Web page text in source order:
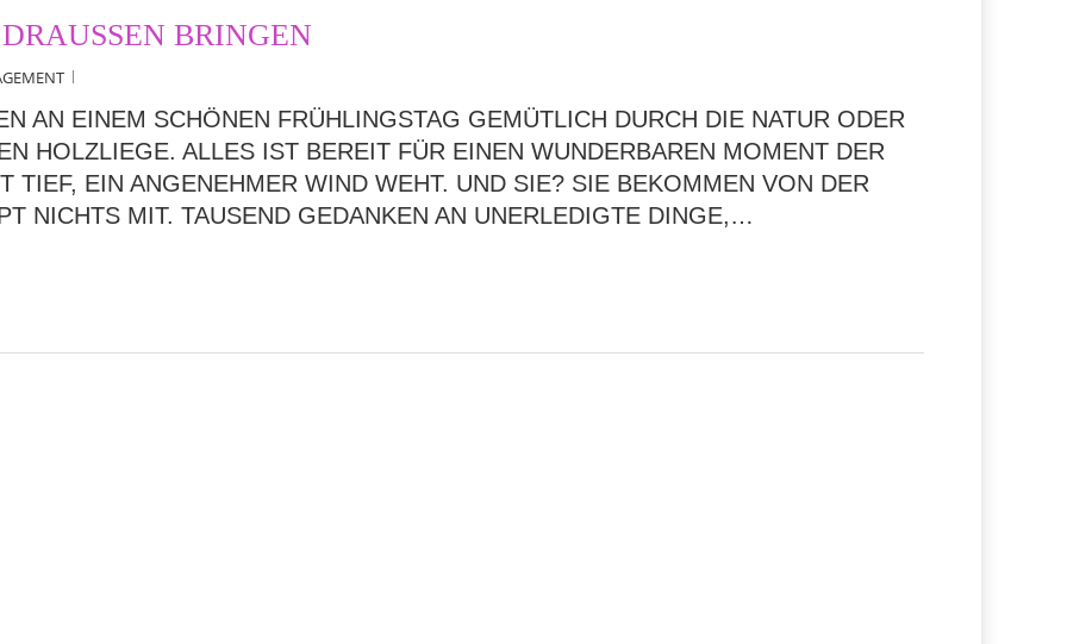
BRINGEN
AN EINEM SCHÖNEN FRÜHLINGSTAG GEMÜTLICH DURCH DIE NATUR ODER
HOLZLIEGE. ALLES IST BEREIT FÜR EINEN WUNDERBAREN MOMENT DER
TIEF, EIN ANGENEHMER WIND WEHT. UND SIE? SIE BEKOMMEN VON DER
NICHTS MIT. TAUSEND GEDANKEN AN UNERLEDIGTE DINGE,…